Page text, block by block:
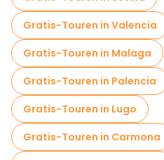
Gratis-Touren in Valencia
Gratis-Touren in Malaga
Gratis-Touren in Palencia
Gratis-Touren in Lugo
Gratis-Touren in Carmona